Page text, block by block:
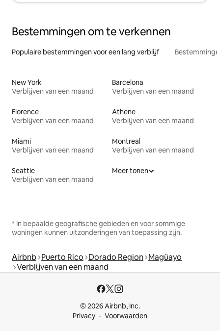
Bestemmingen om te verkennen
Populaire bestemmingen voor een lang verblijf
New York
Verblijven van een maand
Barcelona
Verblijven van een maand
Florence
Verblijven van een maand
Athene
Verblijven van een maand
Miami
Verblijven van een maand
Montreal
Verblijven van een maand
Seattle
Verblijven van een maand
Meer tonen
* In bepaalde geografische gebieden en voor sommige
woningen kunnen uitzonderingen van toepassing zijn.
Airbnb Puerto Rico Dorado Region Magüayo
Verblijven van een maand
© 2026 Airbnb, Inc.
Privacy
Voorwaarden